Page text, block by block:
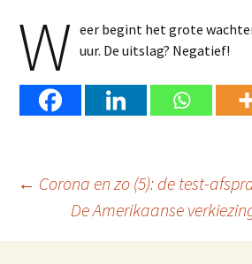
W eer begint het grote
uur. De uitslag? Negatief!
← Corona en zo (5): de test-
De Amerikaanse